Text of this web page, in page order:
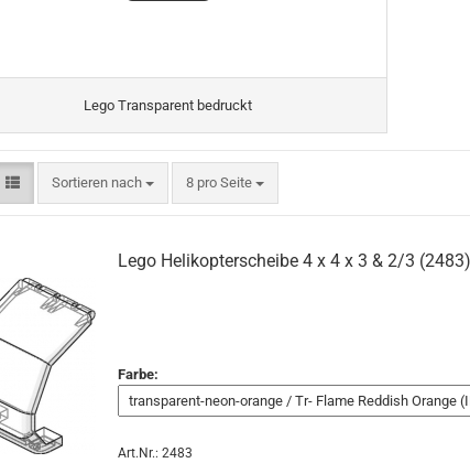
Lego Transparent bedruckt
Sortieren nach 8 pro Seite
Lego Helikopterscheibe 4 x 4 x 3 & 2/3 (2483)
Farbe:
Art.Nr.: 2483